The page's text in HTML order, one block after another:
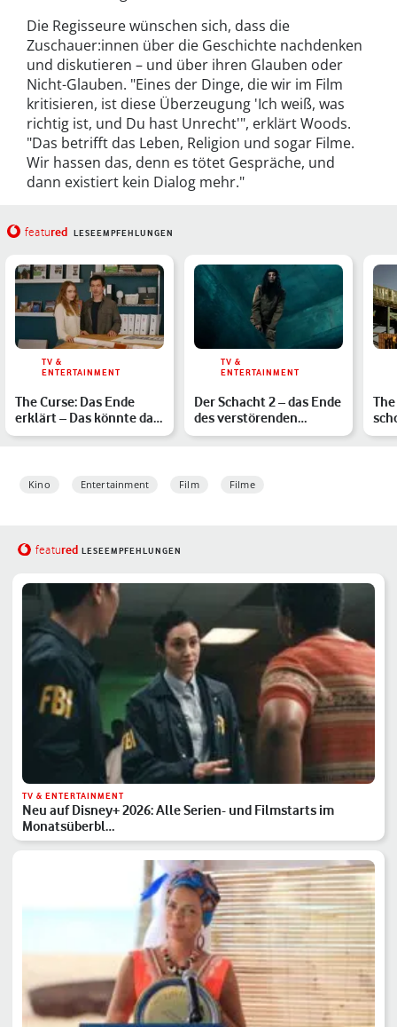
Die Regisseure wünschen sich, dass die
Zuschauer:innen über die Geschichte nachdenken
und diskutieren – und über ihren Glauben oder
Nicht-Glauben. "Eines der Dinge, die wir im Film
kritisieren, ist diese Überzeugung 'Ich weiß, was
richtig ist, und Du hast Unrecht'", erklärt Woods.
"Das betrifft das Leben, Religion und sogar Filme.
Wir hassen das, denn es tötet Gespräche, und
dann existiert kein Dialog mehr."
featured LESEEMPFEHLUNGEN
TV &
ENTERTAINMENT
The Curse: Das Ende
erklärt – Das könnte das
erstaunliche Finale…
TV &
ENTERTAINMENT
Der Schacht 2 – das Ende
des verstörenden
Netflix-Films erklärt
Kino Entertainment Film Filme
featured LESEEMPFEHLUNGEN
TV & ENTERTAINMENT
Neu auf Disney+ 2026: Alle Serien- und Filmstarts im
Monatsüberbl…